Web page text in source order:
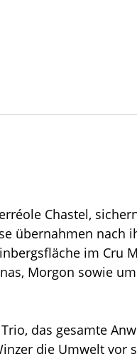
Chastel,
übernahmen nach
im Cru
Morgon sowie
das gesamte
die Umwelt vor